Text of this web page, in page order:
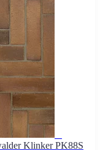
Klinker PK88S